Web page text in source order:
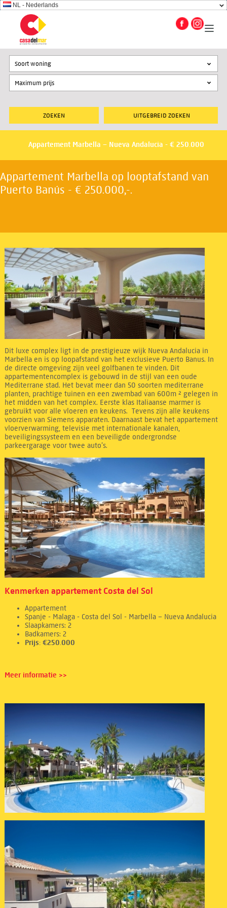
NL - Nederlands
UITGEBREID ZOEKEN
Soort woning
Appartement Marbella – Nueva Andalucia - € 250.000
Appartement Marbella op looptafstand van
Puerto Banús - € 250.000,-.
Dit luxe complex ligt in de prestigieuze wijk Nueva Andalucia in
Marbella en is op loopafstand van het exclusieve Puerto Banus. In
de directe omgeving zijn veel golfbanen te vinden. Dit
appartementencomplex is gebouwd in de stijl van een oude
Mediterrane stad. Het bevat meer dan 50 soorten mediterrane
planten, prachtige tuinen en een zwembad van 600m ² gelegen in
het midden van het complex. Eerste klas Italiaanse marmer is
gebruikt voor alle vloeren en keukens. Tevens zijn alle keukens
voorzien van Siemens apparaten. Daarnaast bevat het appartement
vloerverwarming, televisie met internationale kanalen,
beveiligingssysteem en een beveiligde ondergrondse
parkeergarage voor twee auto’s.
Kenmerken appartement Costa del Sol
Appartement
Spanje - Malaga - Costa del Sol - Marbella – Nueva Andalucia
Slaapkamers: 2
Badkamers: 2
Prijs: €250.000
Meer informatie >>